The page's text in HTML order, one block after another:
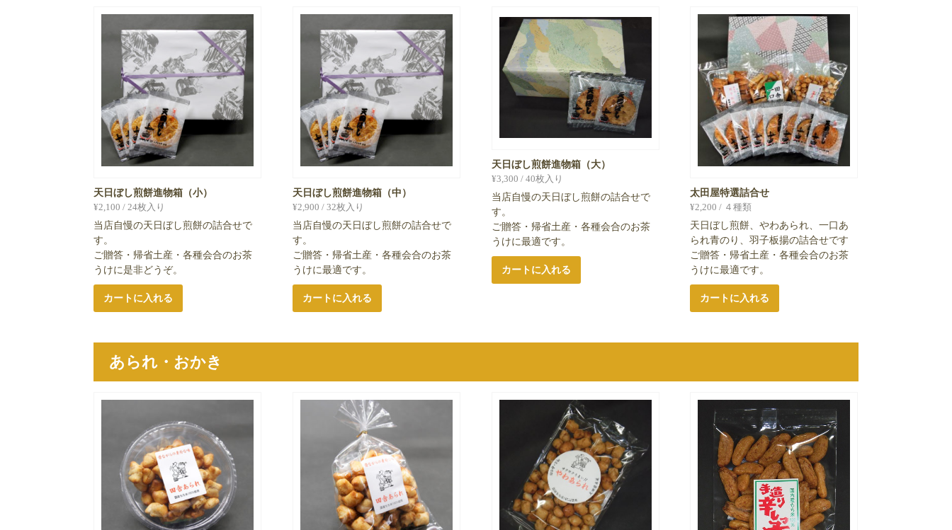
天日ぼし煎餅進物箱（小）
¥2,100 / 24枚入り
当店自慢の天日ぼし煎餅の詰合せで
す。
ご贈答・帰省土産・各種会合のお茶
うけに是非どうぞ。
カートに入れる
天日ぼし煎餅進物箱（中）
¥2,900 / 32枚入り
当店自慢の天日ぼし煎餅の詰合せで
す。
ご贈答・帰省土産・各種会合のお茶
うけに最適です。
カートに入れる
天日ぼし煎餅進物箱（大）
¥3,300 / 40枚入り
当店自慢の天日ぼし煎餅の詰合せで
す。
ご贈答・帰省土産・各種会合のお茶
うけに最適です。
カートに入れる
太田屋特選詰合せ
¥2,200 / ４種類
天日ぼし煎餅、やわあられ、一口あ
られ青のり、羽子板揚の詰合せです
ご贈答・帰省土産・各種会合のお茶
うけに最適です。
カートに入れる
あられ・おかき